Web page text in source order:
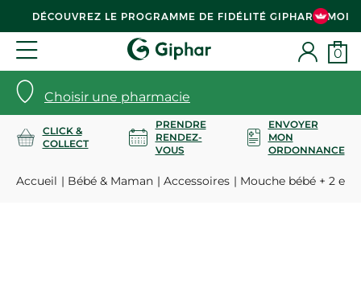
DÉCOUVREZ LE PROGRAMME DE FIDÉLITÉ GIPHAR & MOI
Choisir une pharmacie
0
CLICK &
COLLECT
PRENDRE
RENDEZ-
VOUS
ENVOYER
MON
ORDONNANCE
Accueil Bébé & Maman Accessoires Mouche bébé + 2